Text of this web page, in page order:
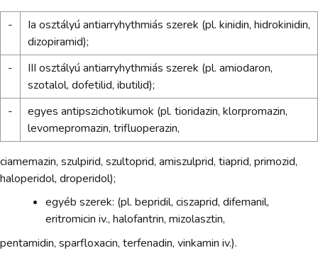
-
Ia osztályú antiarryhythmiás szerek (pl. kinidin, hidrokinidin,
dizopiramid);
-
III osztályú antiarryhythmiás szerek (pl. amiodaron,
szotalol, dofetilid, ibutilid);
-
egyes antipszichotikumok (pl. tioridazin, klorpromazin,
levomepromazin, trifluoperazin,
ciamemazin, szulpirid, szultoprid, amiszulprid, tiaprid, primozid,
haloperidol, droperidol);
egyéb szerek: (pl. bepridil, ciszaprid, difemanil,
eritromicin iv., halofantrin, mizolasztin,
pentamidin, sparfloxacin, terfenadin, vinkamin iv.).